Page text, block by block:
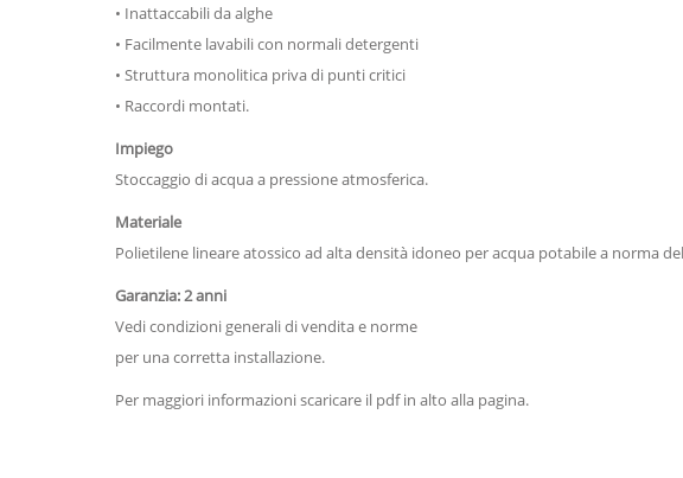
• Inattaccabili da alghe
• Facilmente lavabili con normali detergenti
• Struttura monolitica priva di punti critici
• Raccordi montati.
Impiego
Stoccaggio di acqua a pressione atmosferica.
Materiale
Polietilene lineare atossico ad alta densità idoneo per acqua potabile a norma del
Garanzia: 2 anni
Vedi condizioni generali di vendita e norme
per una corretta installazione.
Per maggiori informazioni scaricare il pdf in alto alla pagina.